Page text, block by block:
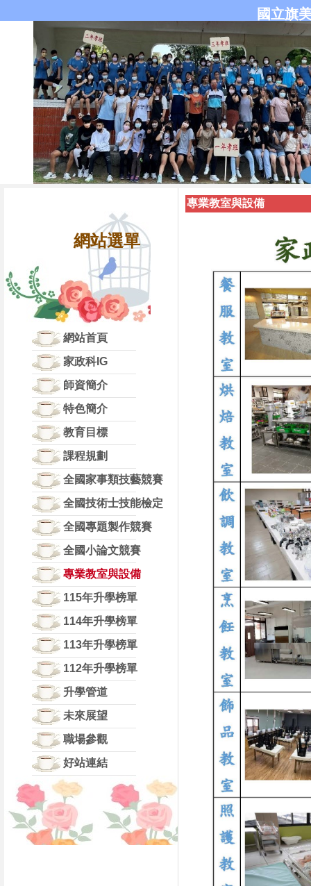
國立旗
網站選單
網站首頁
家政科IG
師資簡介
特色簡介
教育目標
課程規劃
全國家事類技藝競賽
全國技術士技能檢定
全國專題製作競賽
全國小論文競賽
專業教室與設備
115年升學榜單
114年升學榜單
113年升學榜單
112年升學榜單
升學管道
未來展望
職場參觀
好站連結
專業教室與設備